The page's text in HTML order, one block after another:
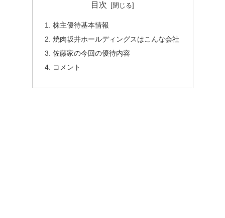
目次
株主優待基本情報
焼肉坂井ホールディングスはこんな会社
佐藤家の今回の優待内容
コメント